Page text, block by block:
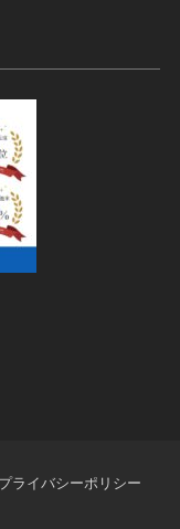
プライバシーポリシー